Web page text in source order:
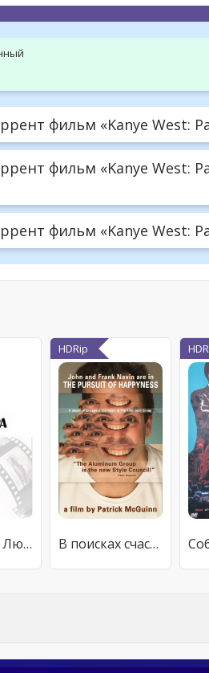
фильм «Kanye West:
фильм «Kanye West:
фильм «Kanye West:
Шпаликов: Людей теряют только раз...
HDRip
В поисках счастья